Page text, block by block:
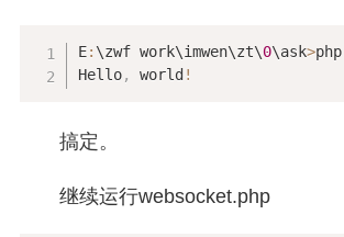
E: \zwf work\imwen\zt\0\ask>php
Hello, world !
搞定。
继续运行websocket.php